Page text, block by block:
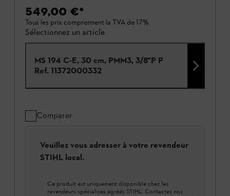
549,00 €*
Tous les prix comprennent la TVA de 17%.
Sélectionnez un article
MS 194 C-E, 30 cm, PMM3, 3/8"P P
Ref. 11372000332
Comparer
Veuillez vous adresser à votre revendeur
STIHL local.
Ce produit est uniquement disponible chez les
revendeurs spécialisés agréés STIHL. Contactez nos